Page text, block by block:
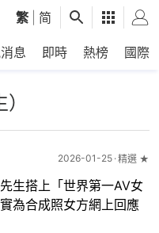
繁 简
息 即時 熱榜 國際
2026-01-25 精選 ★
生搭上「世界第一AV女
為合成照女方網上回應